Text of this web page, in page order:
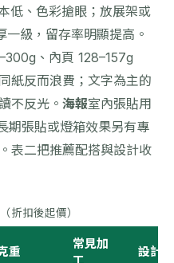
低、色彩搶眼；放展架或
級，留存率明顯提高。
、內頁 128–157g
反而浪費；文字為主的
不反光。 海報室內張貼用
期張貼或燈箱效果另有專
表二把推薦配搭與設計收
折扣後起價）
重
常見加
設計